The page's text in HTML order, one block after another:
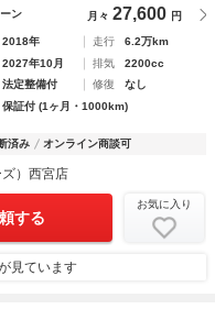
ン 月々 27,600 円
2018年 走行
6.2万km
2027年10月 排気
2200cc
法定整備付 修復
なし
保証付 (1ヶ月・1000km)
済み オンライン商談可
）西宮店
する
お気に入り
見ています